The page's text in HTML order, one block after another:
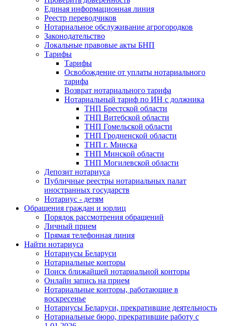
Единая информационная линия
Реестр переводчиков
Нотариальное обслуживание агрогородков
Законодательство
Локальные правовые акты БНП
Тарифы
Тарифы
Освобождение от уплаты нотариального
тарифа
Возврат нотариального тарифа
Нотариальный тариф по ИН с должника
ТНП Брестской области
ТНП Витебской области
ТНП Гомельской области
ТНП Гродненской области
ТНП г. Минска
ТНП Минской области
ТНП Могилевской области
Депозит нотариуса
Публичные реестры нотариальных палат
иностранных государств
Нотариус - детям
Обращения граждан и юрлиц
Порядок рассмотрения обращений
Личный прием
Прямая телефонная линия
Найти нотариуса
Нотариусы Беларуси
Нотариальные конторы
Поиск ближайшей нотариальной конторы
Онлайн запись на прием
Нотариальные конторы, работающие в
воскресенье
Нотариусы Беларуси, прекратившие деятельность
Нотариальные бюро, прекратившие работу с